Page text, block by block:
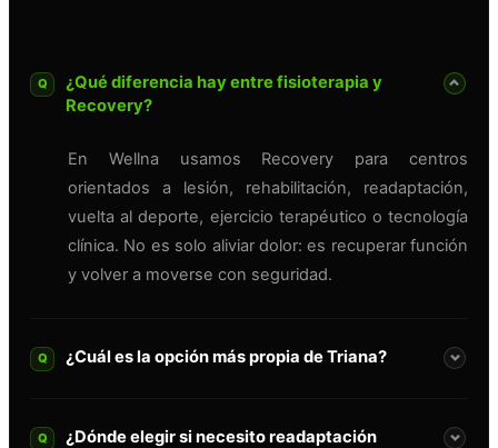
Q
¿Qué diferencia hay entre fisioterapia y
Recovery?
En Wellna usamos Recovery para centros
orientados a lesión, rehabilitación, readaptación,
vuelta al deporte, ejercicio terapéutico o tecnología
clínica. No es solo aliviar dolor: es recuperar función
y volver a moverse con seguridad.
Q ¿Cuál es la opción más propia de Triana?
Q
¿Dónde elegir si necesito readaptación